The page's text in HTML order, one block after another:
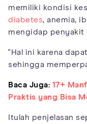
memiliki kondisi
diabetes, anemia,
mengidap penyakit
"Hal ini karena
sehingga
Baca Juga: 17+
Praktis yang Bisa
Itulah penjelasan